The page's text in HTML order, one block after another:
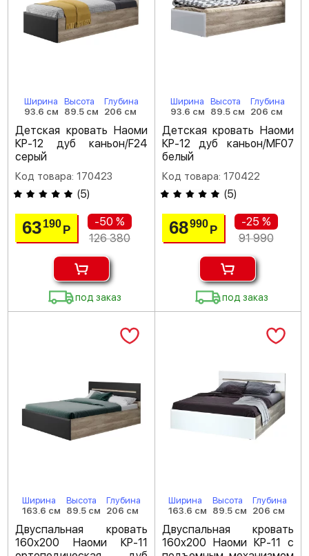
Ширина
93.6 см
Высота
89.5 см
Глубина
206 см
Детская кровать Наоми
КР-12 дуб каньон/F24
серый
Код товара: 170423
(5)
63190Р
-50 %
126 380
под заказ
Ширина
93.6 см
Высота
89.5 см
Глубина
206 см
Детская кровать Наоми
КР-12 дуб каньон/MF07
белый
Код товара: 170422
(5)
68990 Р
-25 %
91 990
под заказ
Ширина
163.6 см
Высота
89.5 см
Глубина
206 см
Двуспальная кровать
160х200 Наоми КР-11
Ширина
163.6 см
Высота
89.5 см
Глубина
206 см
Двуспальная кровать
160х200 Наоми КР-11 с